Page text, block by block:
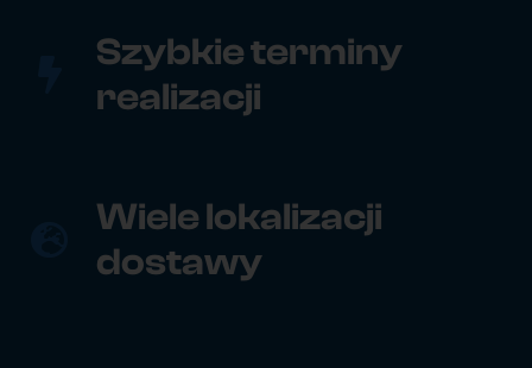
Szybkie terminy
realizacji
Wiele lokalizacji
dostawy